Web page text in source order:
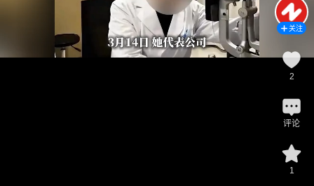
关注
2
评论
1